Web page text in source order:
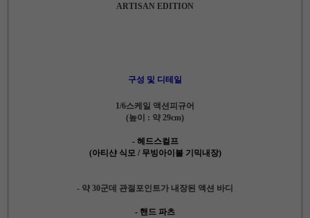
ARTISAN EDITION
구성 및 디테일
1/6스케일 액션피규어
(높이 : 약 29cm)
- 헤드스컬프
(아티샨 식모 / 무빙아이볼 기믹내장)
- 약 30군데 관절포인트가 내장된 액션 바디
- 핸드 파츠